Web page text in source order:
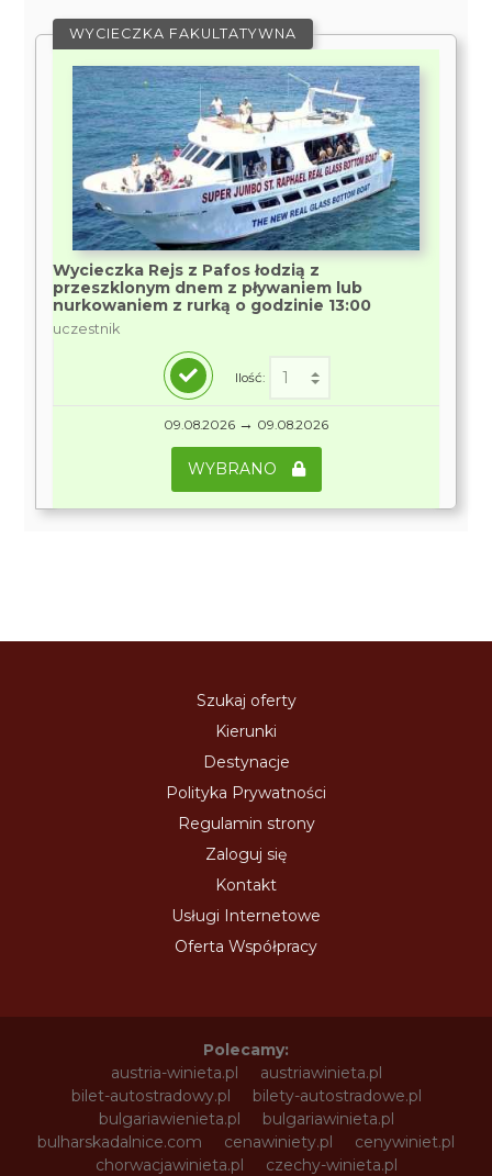
WYCIECZKA FAKULTATYWNA
Wycieczka Rejs z Pafos łodzią z
przeszklonym dnem z pływaniem lub
nurkowaniem z rurką o godzinie 13:00
uczestnik
Ilość:
09.08.2026 → 09.08.2026
WYBRANO
Szukaj oferty
Kierunki
Destynacje
Polityka Prywatności
Regulamin strony
Zaloguj się
Kontakt
Usługi Internetowe
Oferta Współpracy
Polecamy:
austria-winieta.pl
austriawinieta.pl
bilet-autostradowy.pl
bilety-autostradowe.pl
bulgariawienieta.pl
bulgariawinieta.pl
bulharskadalnice.com
cenawiniety.pl
cenywiniet.pl
chorwacjawinieta.pl
czechy-winieta.pl